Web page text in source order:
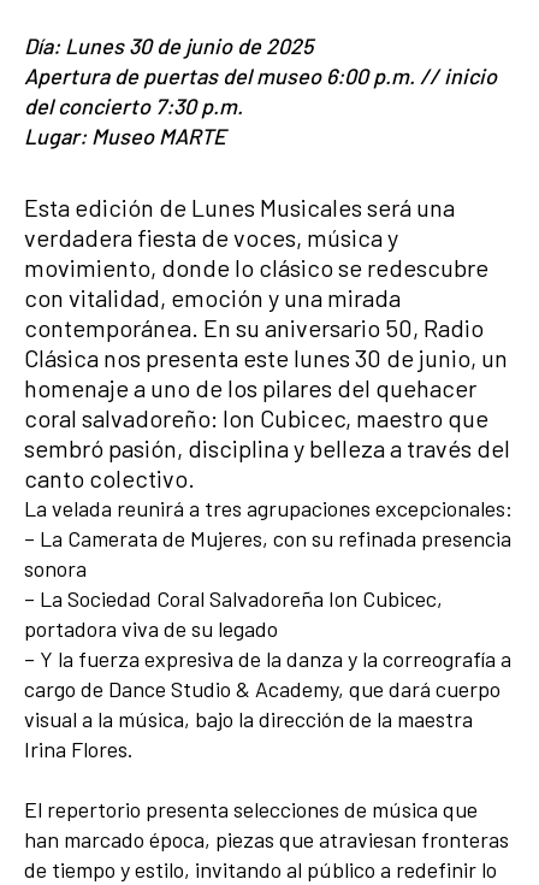
Día: Lunes 30 de junio de 2025
Apertura de puertas del museo 6:00 p.m. // inicio
del concierto 7:30 p.m.
Lugar: Museo MARTE
Esta edición de Lunes Musicales será una
verdadera fiesta de voces, música y
movimiento, donde lo clásico se redescubre
con vitalidad, emoción y una mirada
contemporánea. En su aniversario 50, Radio
Clásica nos presenta este lunes 30 de junio, un
homenaje a uno de los pilares del quehacer
coral salvadoreño: Ion Cubicec, maestro que
sembró pasión, disciplina y belleza a través del
canto colectivo.
La velada reunirá a tres agrupaciones excepcionales:
– La Camerata de Mujeres, con su refinada presencia
sonora
– La Sociedad Coral Salvadoreña Ion Cubicec,
portadora viva de su legado
– Y la fuerza expresiva de la danza y la correografía a
cargo de Dance Studio & Academy, que dará cuerpo
visual a la música, bajo la dirección de la maestra
Irina Flores.
El repertorio presenta selecciones de música que
han marcado época, piezas que atraviesan fronteras
de tiempo y estilo, invitando al público a redefinir lo